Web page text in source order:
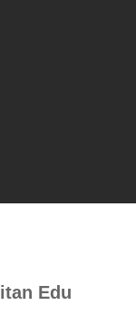
Edu